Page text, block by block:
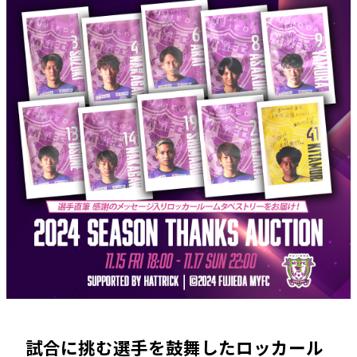
試合に挑む選手を鼓舞したロッカール